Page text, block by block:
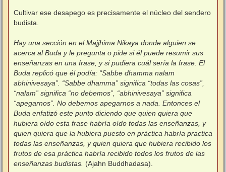
Cultivar ese desapego es precisamente el núcleo del sendero
budista.
Hay una sección en el Majjhima Nikaya donde alguien se
acerca al Buda y le pregunta o pide si él puede resumir sus
enseñanzas en una frase, y si pudiera cuál sería la frase. El
Buda replicó que él podía: “Sabbe dhamma nalam
abhinivesaya”. “Sabbe dhamma” significa “todas las cosas”,
“nalam” significa “no debemos”, “abhinivesaya” significa
“apegarnos”. No debemos apegarnos a nada. Entonces el
Buda enfatizó este punto diciendo que quien quiera que
hubiera oído esta frase habría oído todas las enseñanzas, y
quien quiera que la hubiera puesto en práctica habría practica
todas las enseñanzas, y quien quiera que hubiera recibido los
frutos de esa práctica habría recibido todos los frutos de las
enseñanzas budistas. (Ajahn Buddhadasa).